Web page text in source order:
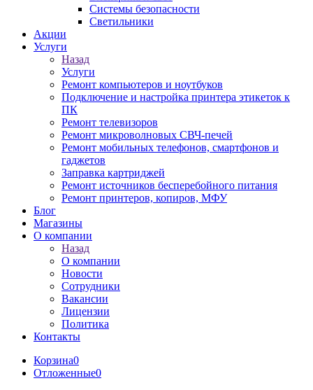
Системы безопасности
Светильники
Акции
Услуги
Назад
Услуги
Ремонт компьютеров и ноутбуков
Подключение и настройка принтера этикеток к
ПК
Ремонт телевизоров
Ремонт микроволновых СВЧ-печей
Ремонт мобильных телефонов, смартфонов и
гаджетов
Заправка картриджей
Ремонт источников бесперебойного питания
Ремонт принтеров, копиров, МФУ
Блог
Магазины
О компании
Назад
О компании
Новости
Сотрудники
Вакансии
Лицензии
Политика
Контакты
Корзина0
Отложенные0